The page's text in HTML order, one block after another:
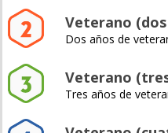
Veterano
Dos años de
Veterano
Tres años de